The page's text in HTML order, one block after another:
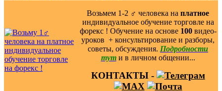
Возьмем 1-2 ‍♂️ человека на платное
индивидуальное обучение торговле на
форекс ! Обучение на основе 100видео-
уроков ️ + консультирование и разборы,
советы, обсуждения. Подробности
тут и в личном общении...
КОНТАКТЫ -